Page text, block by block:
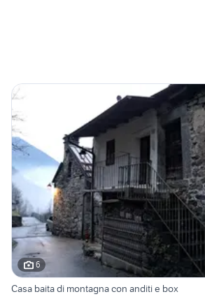
6
Casa baita di montagna con anditi e box